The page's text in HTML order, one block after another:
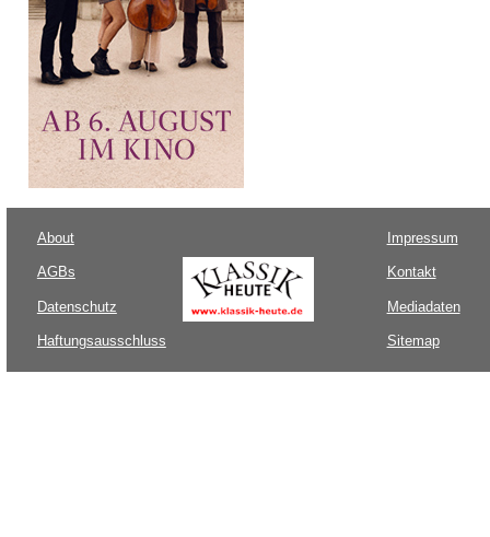
About
AGBs
Datenschutz
Haftungsausschluss
Impressum
Kontakt
Mediadaten
Sitemap